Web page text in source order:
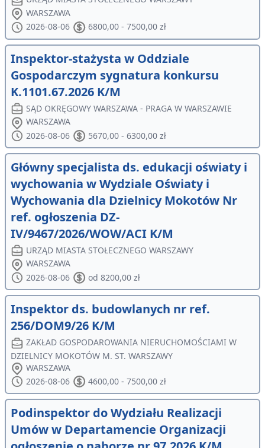
WARSZAWA
2026-08-06
6800,00 - 7500,00 zł
Inspektor-stażysta w Oddziale
Gospodarczym sygnatura konkursu
K.1101.67.2026 K/M
SĄD OKRĘGOWY WARSZAWA - PRAGA W WARSZAWIE
WARSZAWA
2026-08-06
5670,00 - 6300,00 zł
Główny specjalista ds. edukacji oświaty i
wychowania w Wydziale Oświaty i
Wychowania dla Dzielnicy Mokotów Nr
ref. ogłoszenia DZ-
IV/9467/2026/WOW/ACI K/M
URZĄD MIASTA STOŁECZNEGO WARSZAWY
WARSZAWA
2026-08-06
od 8200,00 zł
Inspektor ds. budowlanych nr ref.
256/DOM9/26 K/M
ZAKŁAD GOSPODAROWANIA NIERUCHOMOŚCIAMI W
DZIELNICY MOKOTÓW M. ST. WARSZAWY
WARSZAWA
2026-08-06
4600,00 - 7500,00 zł
Podinspektor do Wydziału Realizacji
Umów w Departamencie Organizacji